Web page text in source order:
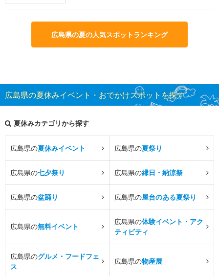
広島県の夏の人気スポットランキング
広島県の夏休みイベント・おでかけスポットを探す
夏休みカテゴリから探す
広島県の夏休みイベント 広島県の夏祭り
広島県の七夕祭り 広島県の縁日・納涼祭
広島県の盆踊り 広島県の屋台のある夏祭り
広島県の無料イベント
広島県の体験イベント・アク
ティビティ
広島県のグルメ・フードフェ
ス
広島県の物産展